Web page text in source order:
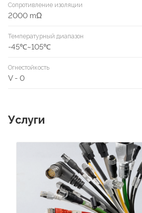
Сопротивление изоляции
2000 mΩ
Температурный диапазон
-45℃~105℃
Огнестойкость
V - 0
Услуги